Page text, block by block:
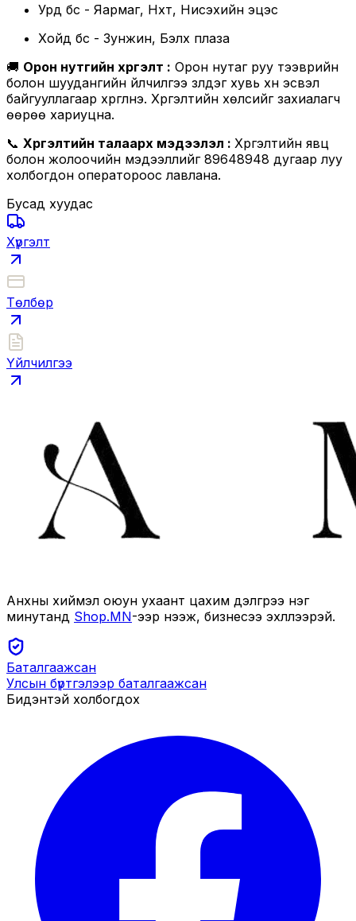
Урд бүс - Яармаг, Нүхт, Нисэхийн эцэс
Хойд бүс - Зунжин, Бэлх плаза
🚚 Орон нутгийн хүргэлт : Орон нутаг руу тээврийн
болон шуудангийн үйлчилгээ үзүүлдэг хувь хүн эсвэл
байгууллагаар хүргүүлнэ. Хүргэлтийн хөлсийг захиалагч
өөрөө хариуцна.
📞 Хүргэлтийн талаарх мэдээлэл : Хүргэлтийн явц
болон жолоочийн мэдээллийг 89648948 дугаар луу
холбогдон оператороос лавлана.
Бусад хуудас
Хүргэлт
Төлбөр
Үйлчилгээ
Анхны хиймэл оюун ухаант цахим дэлгүүрээ нэг
минутанд Shop.MN-ээр нээж, бизнесээ эхлүүлээрэй.
Баталгаажсан
Улсын бүртгэлээр баталгаажсан
Бидэнтэй холбогдох